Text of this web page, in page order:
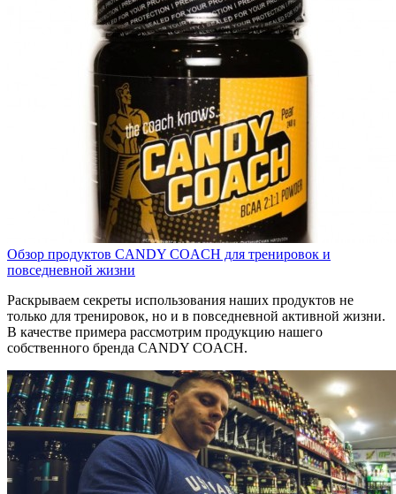
Обзор продуктов CANDY COACH для тренировок и
повседневной жизни
Раскрываем секреты использования наших продуктов не
только для тренировок, но и в повседневной активной жизни.
В качестве примера рассмотрим продукцию нашего
собственного бренда CANDY COACH.